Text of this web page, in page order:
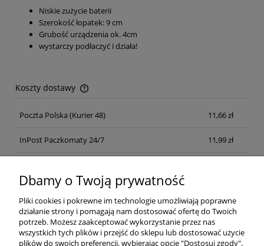
Niskie zużycie baterii
Szerokość łopatek: 9 cm
Grubość urządzenia ok. 4cm
wystarczy podłaczyć i działa!
Koszty dostawy
Cena nie zawiera ewentualnych kosztów płatności
Poczta Polska (Kurier 48) 11,66 zł
InPost Paczkomaty 24/7 11,99 zł
Dbamy o Twoją prywatność
Pliki cookies i pokrewne im technologie umożliwiają poprawne
działanie strony i pomagają nam dostosować ofertę do Twoich
potrzeb. Możesz zaakceptować wykorzystanie przez nas
wszystkich tych plików i przejść do sklepu lub dostosować użycie
plików do swoich preferencji, wybierając opcję "Dostosuj zgody".